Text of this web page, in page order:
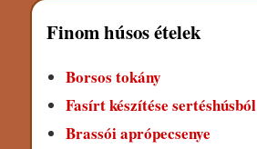
Finom húsos ételek
Borsos tokány
Fasírt készítése sertéshúsból
Brassói aprópecsenye